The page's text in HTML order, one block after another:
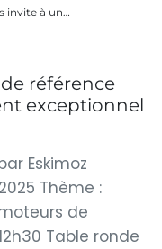
invite à un…
de référence
exceptionnel
Eskimoz
Thème :
de
Table ronde